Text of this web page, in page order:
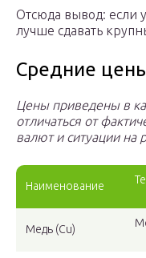
Отсюда вывод: если
лучше сдавать
Средние
Цены приведены в
отличаться от
валют и ситуации на
Наименование
Медь (Cu)